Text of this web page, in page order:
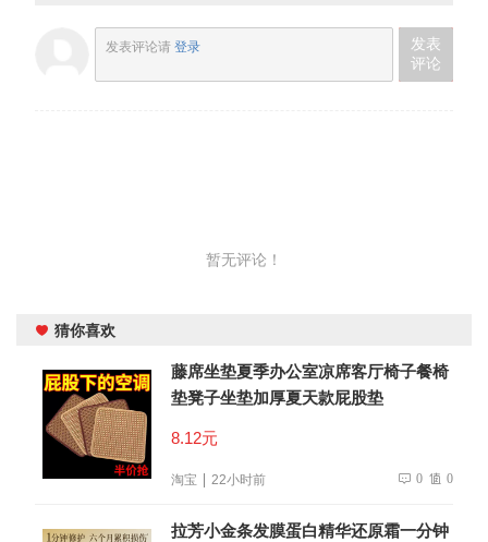
发表评论请 登录
发表
评论
暂无评论！
猜你喜欢
藤席坐垫夏季办公室凉席客厅椅子餐椅
垫凳子坐垫加厚夏天款屁股垫
8.12元
淘宝 22小时前 0 0
拉芳小金条发膜蛋白精华还原霜一分钟